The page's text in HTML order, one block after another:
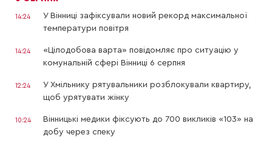
14:24
У Вінниці зафіксували новий рекорд максимальної
температури повітря
14:24
«Цілодобова варта» повідомляє про ситуацію у
комунальній сфері Вінниці 6 серпня
12:24
У Хмільнику рятувальники розблокували квартиру,
щоб урятувати жінку
10:24
Вінницькі медики фіксують до 700 викликів «103» на
добу через спеку